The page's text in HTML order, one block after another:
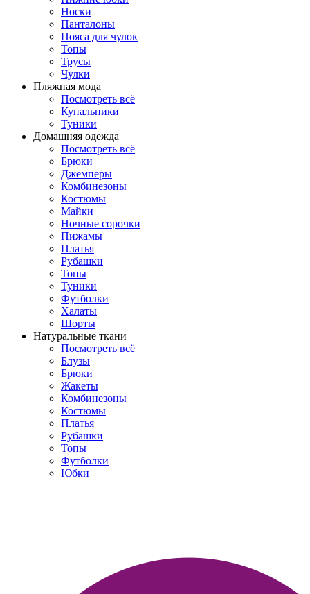
Носки
Панталоны
Поясa для чулок
Топы
Трусы
Чулки
Пляжная мода
Посмотреть всё
Купальники
Туники
Домашняя одежда
Посмотреть всё
Брюки
Джемперы
Комбинезоны
Костюмы
Майки
Ночные сорочки
Пижамы
Платья
Рубашки
Топы
Туники
Футболки
Халаты
Шорты
Натуральные ткани
Посмотреть всё
Блузы
Брюки
Жакеты
Комбинезоны
Костюмы
Платья
Рубашки
Топы
Футболки
Юбки